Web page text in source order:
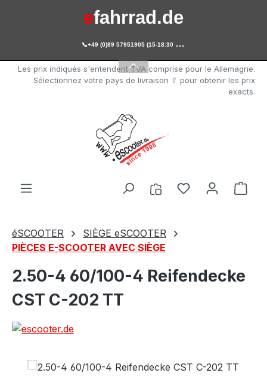
Passer au contenu principal
escooter.de
efahrrad.de

+49 (0)89 57951905 (15-18:30 Uhr)
Les prix indiqués s'entendent TVA comprise pour le Allemagne.
Sélectionnez votre pays de livraison ⇧ pour obtenir les prix
exacts.
Vous avez 0Le
éSCOOTER
SIÈGE eSCOOTER
PIÈCES E-SCOOTER AVEC SIÈGE
2.50-4 60/100-4 Reifendecke
CST C-202 TT